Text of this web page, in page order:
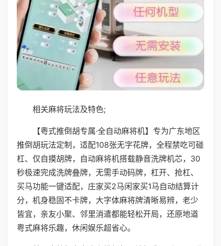
相关麻将玩法及特色;
【粤式推倒胡专属·全自动麻将机】专为广东地区
推倒胡玩法定制，适配108张无字花牌，全程禁吃可碰
杠、仅自摸胡牌，自动麻将机搭载静音洗牌机芯，30
秒极速完成洗牌叠牌，无需手动码牌，杠开、抢杠、
买马功能一键适配，庄家买2马闲家买1马自动结算计
分，机身稳固不卡牌，大字体麻将牌清晰易辨，老少
皆宜，亲友小聚、邻里消遣都能轻松开局，还原地道
粤式麻将乐趣，休闲娱乐超省心。